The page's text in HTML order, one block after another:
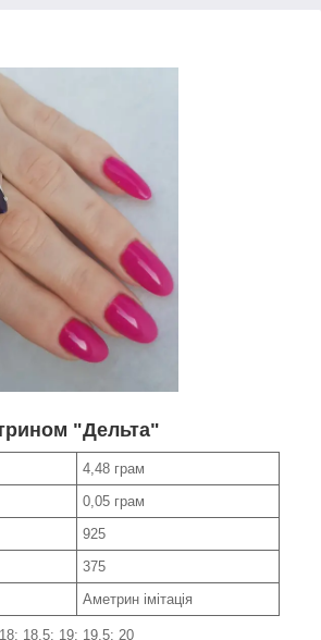
"Дельта"
4,48 грам
0,05 грам
925
375
Аметрин імітація
18,5; 19; 19,5; 20